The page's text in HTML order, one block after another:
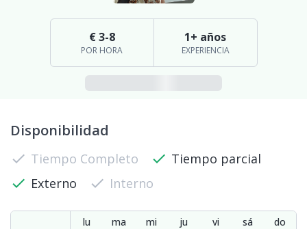
€ 3-8
POR HORA
1+ años
EXPERIENCIA
Disponibilidad
check Tiempo Completo check Tiempo parcial
check Externo check Interno
lu ma mi ju vi sá
do